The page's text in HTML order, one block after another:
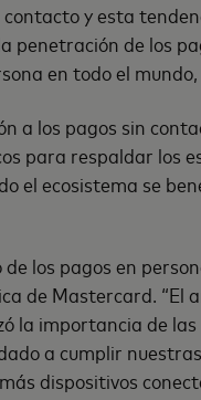
y esta
penetración de los
en todo el
a los pagos sin
para respaldar los
el ecosistema se
los pagos en
de Mastercard. “El
la importancia de
a cumplir
dispositivos